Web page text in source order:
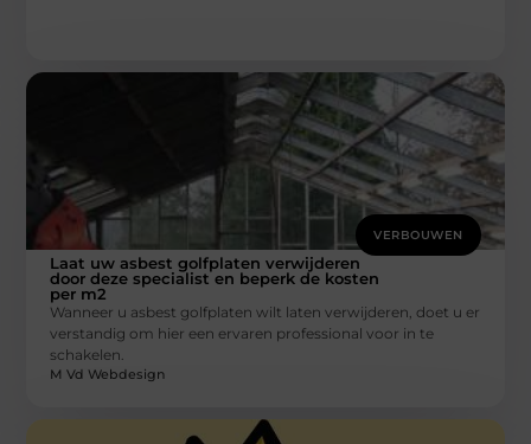
VERBOUWEN
Laat uw asbest golfplaten verwijderen
door deze specialist en beperk de kosten
per m2
Wanneer u asbest golfplaten wilt laten verwijderen, doet u er
verstandig om hier een ervaren professional voor in te
schakelen.
M Vd Webdesign